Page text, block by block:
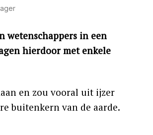
wetenschappers in een
hierdoor met enkele
en zou vooral uit ijzer
buitenkern van de aarde.